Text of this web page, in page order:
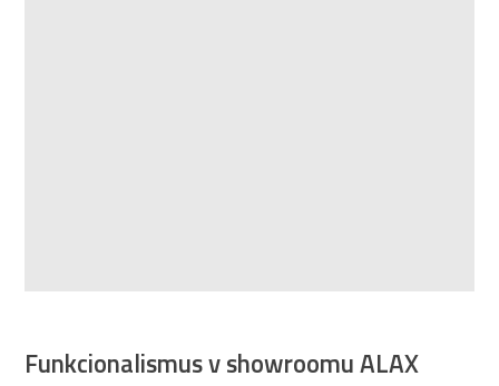
Funkcionalismus v showroomu ALAX